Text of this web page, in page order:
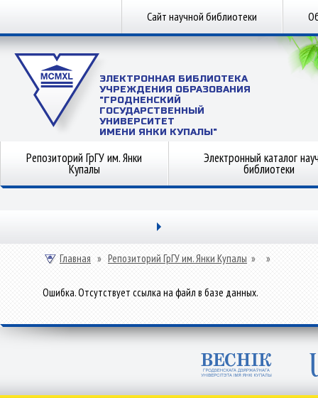
Сайт научной библиотеки
ЭЛЕКТРОННАЯ БИБЛИОТЕКА
УЧРЕЖДЕНИЯ ОБРАЗОВАНИЯ
"ГРОДНЕНСКИЙ
ГОСУДАРСТВЕННЫЙ
УНИВЕРСИТЕТ
ИМЕНИ ЯНКИ КУПАЛЫ"
Репозиторий ГрГУ им. Янки
Купалы
Электронный каталог
библиотеки
Главная » Репозиторий ГрГУ им. Янки Купалы » »
Ошибка. Отсутствует ссылка на файл в базе данных.